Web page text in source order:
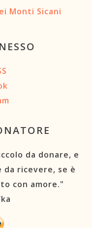
Monti Sicani
da donare, e
da ricevere, se è
con amore."